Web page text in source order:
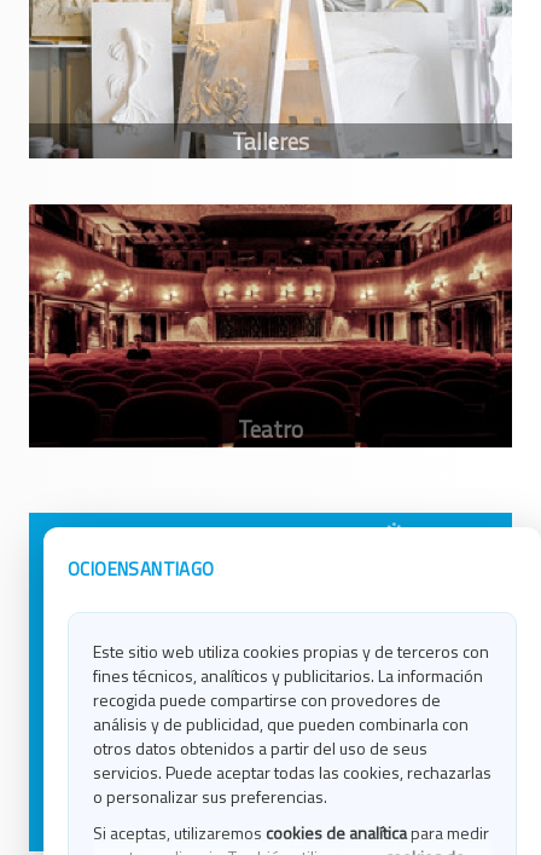
OCIOENSANTIAGO
Este sitio web utiliza cookies propias y de terceros con
fines técnicos, analíticos y publicitarios. La información
recogida puede compartirse con provedores de
análisis y de publicidad, que pueden combinarla con
otros datos obtenidos a partir del uso de seus
servicios. Puede aceptar todas las cookies, rechazarlas
o personalizar sus preferencias.
Si aceptas, utilizaremos cookies de analíticapara medir
Avisos Legales
Contacto
Política de Cookies
Ocio en Lugo
Ocio en Ourense
Ocio en Pontevedra
Ocio en Santiago
Ocio en Vigo
Blog